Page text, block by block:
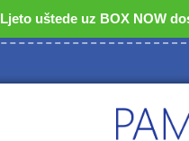
Ljeto uštede uz BOX NOW